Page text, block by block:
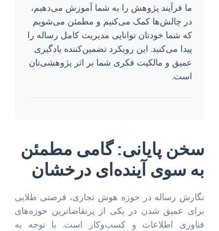
ما فرآیند پژوهش را به شما آموزش می‌دهیم،
در چالش‌ها کمک می‌کنیم و مطمئن می‌شویم
که شما خودتان توانایی مدیریت کامل رساله را
پیدا می‌کنید. این رویکرد تضمین‌کننده یادگیری
عمیق و مالکیت فکری شما بر اثر پژوهشی‌تان
است.
سخن پایانی: گامی مطمئن
به سوی آینده‌ای درخشان
نگارش رساله در حوزه هوش تجاری، فرصتی طلایی
برای عمیق شدن در یکی از پرتقاضاترین حوزه‌های
فناوری اطلاعات و کسب‌وکار است. با توجه به